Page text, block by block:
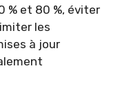
% et 80 %, éviter
les
à jour